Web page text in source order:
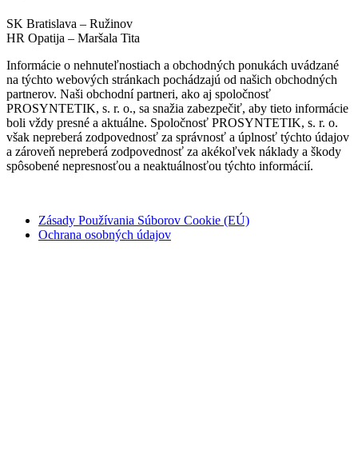
SK Bratislava – Ružinov
HR Opatija – Maršala Tita
Informácie o nehnuteľnostiach a obchodných ponukách uvádzané
na týchto webových stránkach pochádzajú od našich obchodných
partnerov. Naši obchodní partneri, ako aj spoločnosť
PROSYNTETIK, s. r. o., sa snažia zabezpečiť, aby tieto informácie
boli vždy presné a aktuálne. Spoločnosť PROSYNTETIK, s. r. o.
však nepreberá zodpovednosť za správnosť a úplnosť týchto údajov
a zároveň nepreberá zodpovednosť za akékoľvek náklady a škody
spôsobené nepresnosťou a neaktuálnosťou týchto informácií.
Zásady Používania Súborov Cookie (EÚ)
Ochrana osobných údajov